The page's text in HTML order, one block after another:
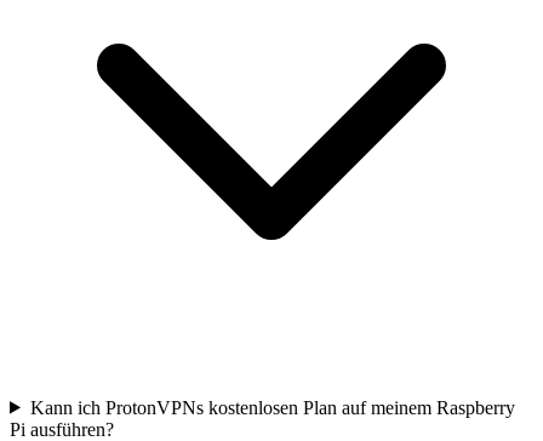
Kann ich ProtonVPNs kostenlosen Plan auf meinem Raspberry
Pi ausführen?